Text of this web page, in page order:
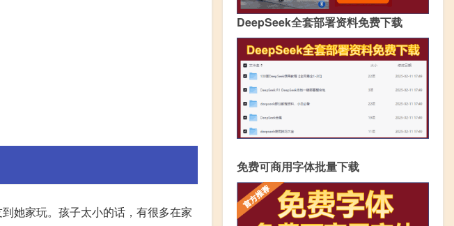
她家玩。孩子太小的话，有很多在家
DeepSeek全套部署资料免费下载
免费可商用字体批量下载